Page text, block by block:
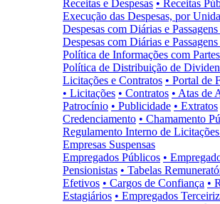
Receitas e Despesas • Receitas
Execução das Despesas, por
Despesas com Diárias e
Despesas com Diárias e
Política de Informações com
Política de Distribuição de
Licitações e Contratos • Portal de
• Licitações • Contratos • Atas de
Patrocínio • Publicidade • Extratos
Credenciamento • Chamamento
Regulamento Interno de
Empresas Suspensas
Empregados Públicos •
Pensionistas • Tabelas
Efetivos • Cargos de Confiança •
Estagiários • Empregados